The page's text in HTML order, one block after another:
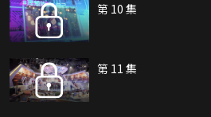
第 10 集
第 11 集